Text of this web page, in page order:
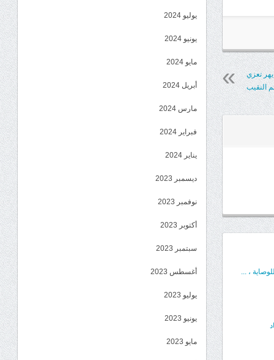
يهر تعزي
النقيب
، ...
يوليو 2024
يونيو 2024
مايو 2024
أبريل 2024
مارس 2024
فبراير 2024
يناير 2024
ديسمبر 2023
نوفمبر 2023
أكتوبر 2023
سبتمبر 2023
أغسطس 2023
يوليو 2023
يونيو 2023
مايو 2023